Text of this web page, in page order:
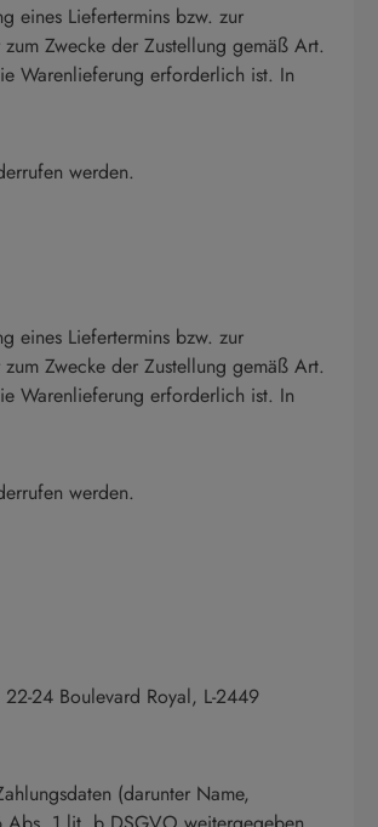
eines Liefertermins bzw. zur
Zwecke der Zustellung gemäß Art.
Warenlieferung erforderlich ist. In
werden.
eines Liefertermins bzw. zur
Zwecke der Zustellung gemäß Art.
Warenlieferung erforderlich ist. In
werden.
24 Boulevard Royal, L-2449
(darunter Name,